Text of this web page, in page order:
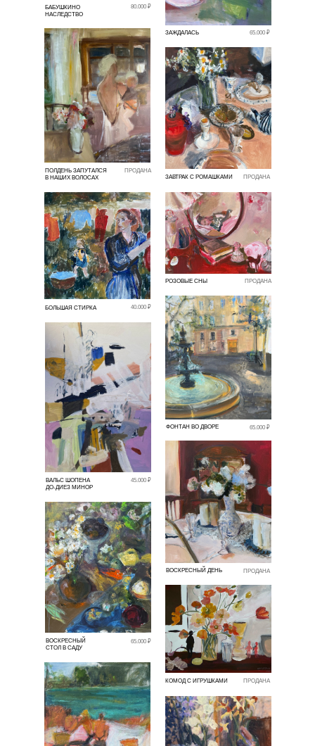
БАБУШКИНО
НАСЛЕДСТВО
80.000 ₽
65.000 ₽
ЗАЖДАЛАСЬ
БОЛЬШАЯ СТИРКА 40.000 ₽
ПРОДАНА
ЗАВТРАК С РОМАШКАМИ
ВОСКРЕСНЫЙ
СТОЛ В САДУ
65.000 ₽
ПРОДАНА
ПРОДАНА
КОМОД С ИГРУШКАМИ
ВОСКРЕСНЫЙ ДЕНЬ
65.000 ₽
ФОНТАН ВО ДВОРЕ
ВАЛЬС ШОПЕНА
ДО-ДИЕЗ МИНОР
45.000 ₽
ПРОДАНА
РОЗОВЫЕ СНЫ
ПОЛДЕНЬ ЗАПУТАЛСЯ
В НАШИХ ВОЛОСАХ
ПРОДАНА